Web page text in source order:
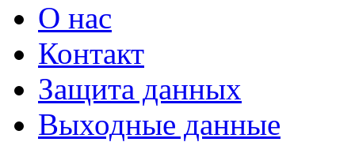
О нас
Контакт
Защита данных
Выходные данные